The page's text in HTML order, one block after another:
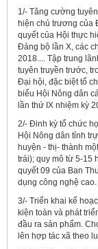
1/- Tăng cường
hiện chủ trương của
quyết của Hội thực
Đảng bộ lần X, các
2018.... Tập trung
tuyên truyền trước,
Đại hội, đặc biệt tổ
biểu Hội Nông dân
lần thứ IX nhiệm kỳ
2/- Đinh kỳ tổ chức
Hội Nông dân tỉnh
huyện - thị- thành
trái); quy mô từ 5­-15
quyết 09 của Ban
dụng công nghệ cao.
3/- Triển khai kế
kiện toàn và phát
đầu ra sản phẩm.
lên hợp tác xã theo